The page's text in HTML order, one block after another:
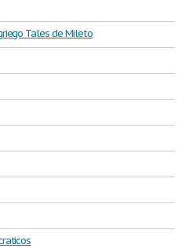
Tales de Mileto